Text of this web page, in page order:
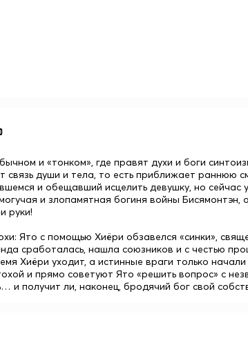
и «тонком», где правят духи и боги
связь души и тела, то есть приближает раннюю
и обещавший исцелить девушку, но сейчас
и злопамятная богиня войны Бисямонтэн,
руки!
Ято с помощью Хиёри обзавелся «синки»,
сработалась, нашла союзников и с честью
Хиёри уходит, а истинные враги только
и прямо советуют Ято «решить вопрос» с
и получит ли, наконец, бродячий бог свой